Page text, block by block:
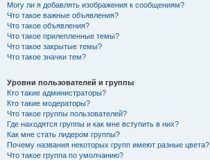
Могу ли я добавлять изображения к сообщениям?
Что такое важные объявления?
Что такое объявления?
Что такое прилепленные темы?
Что такое закрытые темы?
Что такое значки тем?
Уровни пользователей и группы
Кто такие администраторы?
Кто такие модераторы?
Что такое группы пользователей?
Где находятся группы и как мне вступить в них?
Как мне стать лидером группы?
Почему названия некоторых групп имеют разные цвета?
Что такое группа по умолчанию?